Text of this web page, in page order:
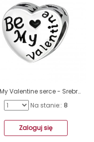
Be My Valentine serce - Srebro próby 925 Charmsy bez kamieni A4S10612
Na stanie:: 8
Zaloguj się